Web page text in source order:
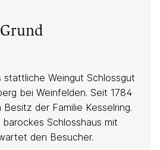
stattliche Weingut Schlossgut
bei Weinfelden. Seit 1784
der Familie Kesselring.
Schlosshaus mit
den Besucher.